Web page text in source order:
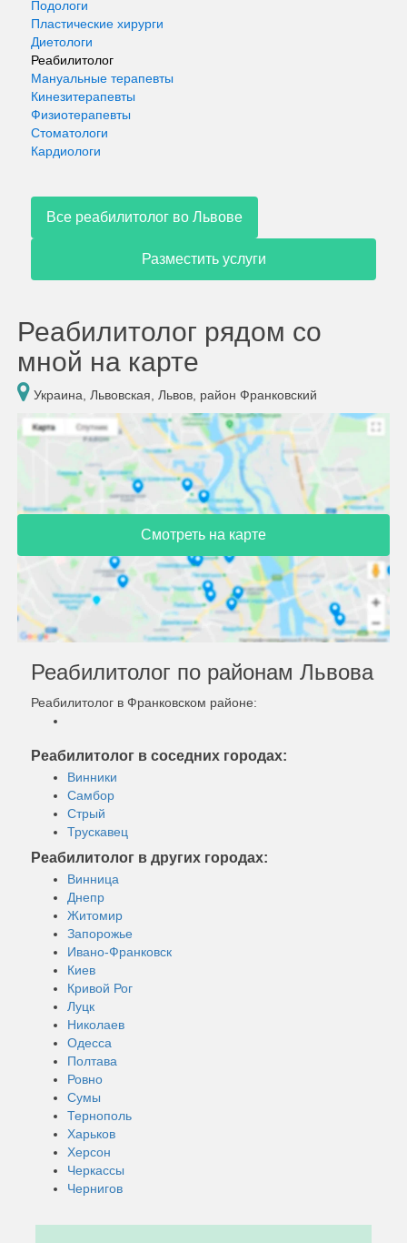
Подологи
Пластические хирурги
Диетологи
Реабилитолог
Мануальные терапевты
Кинезитерапевты
Физиотерапевты
Стоматологи
Кардиологи
Все реабилитолог во Львове
Разместить услуги
Реабилитолог рядом со
мной на карте
Украина, Львовская, Львов, район Франковский
Смотреть на карте
Реабилитолог по районам Львова
Реабилитолог в Франковском районе:
Реабилитолог в соседних городах:
Винники
Самбор
Стрый
Трускавец
Реабилитолог в других городах:
Винница
Днепр
Житомир
Запорожье
Ивано-Франковск
Киев
Кривой Рог
Луцк
Николаев
Одесса
Полтава
Ровно
Сумы
Тернополь
Харьков
Херсон
Черкассы
Чернигов